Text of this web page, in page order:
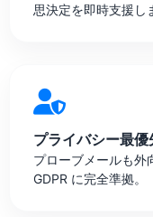
思決定を即時支援し
プライバシー最優
プローブメールも外
GDPR に完全準拠。